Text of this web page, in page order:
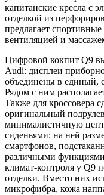
капитанские кресла с
отделкой из
предлагает
вентиляцией и
Цифровой кокпит Q9
Audi: дисплеи
объединены в единый,
Рядом с ним
Также для кроссовера
оригинальный
минималистичную
сиденьями: на ней
смартфонов,
различными
климат-контроля у Q9
отделки. Вместо них
микрофибра, кожа